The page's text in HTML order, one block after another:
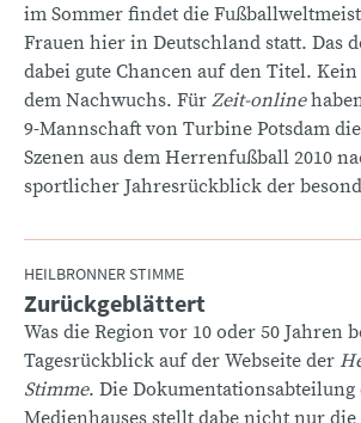
im Sommer findet die
Frauen hier in Deutschland statt. Das
dabei gute Chancen auf den Titel.
dem Nachwuchs. Für Zeit-online
9-Mannschaft von Turbine Potsdam
Szenen aus dem Herrenfußball 2010
sportlicher Jahresrückblick der
HEILBRONNER STIMME
:
Zurückgeblättert
Was die Region vor 10 oder 50 Jahren
Tagesrückblick auf der Webseite der
Stimme. Die Dokumentationsabteilung
Medienhauses stellt dabe nicht nur